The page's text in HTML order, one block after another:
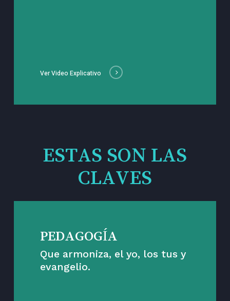
Ver Video Explicativo
ESTAS SON LAS
CLAVES
PEDAGOGÍA
Que armoniza, el yo, los tus y
evangelio.